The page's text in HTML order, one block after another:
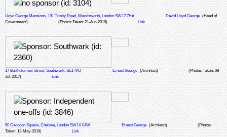
Lloyd George Mansions, 191 Trinity Road, Wandsworth, London SW17 7HA David Lloyd George (Head of
Government)
(Photos Taken: 21-Jun-2018) Link
17 Bartholomew Street, Southwark, SE1 4AJ Ernest George (Architect)
(Photos Taken: 09-
Jul-2017)
Link
50 Cadogan Square, Chelsea, London SW1X 0JW Ernest George (Architect)
(Photos
Taken: 12-May-2019)
Link